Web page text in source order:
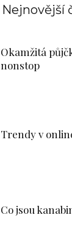
Nejnovější
Okamžitá
nonstop
Trendy v
Co jsou